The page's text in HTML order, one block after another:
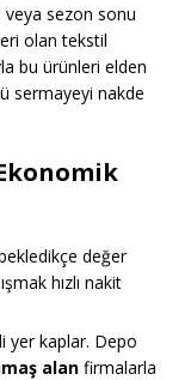
veya sezon sonu
olan tekstil
bu ürünleri elden
sermayeyi nakde
değer
hızlı nakit
yer kaplar. Depo
alan firmalarla